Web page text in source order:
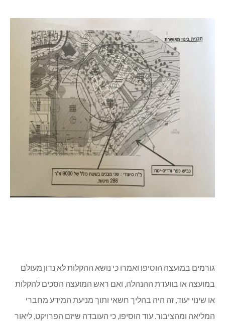
גורמים במועצה הוסיפו ואמרו כי נושא ההקלות לא נדון מעולם
במועצה או בוועדת ההנהלה, ואם ראש המועצה הסכים להקלות
או שינוי יעוד, זה היה בהליך חשאי ותוך מניעת המידע מחברי
המליאה ומהציבור. עוד הוסיפו, כי העובדה שיזם הפרויקט, ליאור